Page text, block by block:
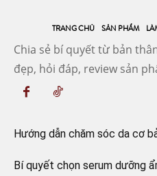
TRANG CHỦ SẢN PHẨM
Chia sẻ bí quyết từ bản
đẹp, hỏi đáp, review sản
Hướng dẫn chăm sóc da cơ
Bí quyết chọn serum dưỡng